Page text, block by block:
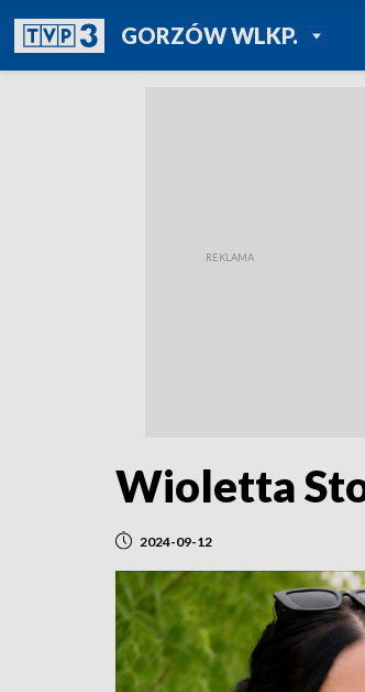
GORZÓW WLKP.POWRÓT DO
TVP REGIONY
Wioletta
2024-09-12